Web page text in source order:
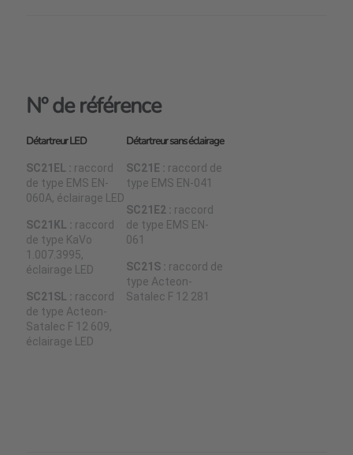
Nº de référence
Détartreur LED
SC21EL : raccord
de type EMS EN-
060A, éclairage LED
SC21KL : raccord
de type KaVo
1.007.3995,
éclairage LED
SC21SL : raccord
de type Acteon-
Satalec F 12 609,
éclairage LED
Détartreur sans éclairage
SC21E : raccord de
type EMS EN-041
SC21E2 : raccord
de type EMS EN-
061
SC21S : raccord de
type Acteon-
Satalec F 12 281